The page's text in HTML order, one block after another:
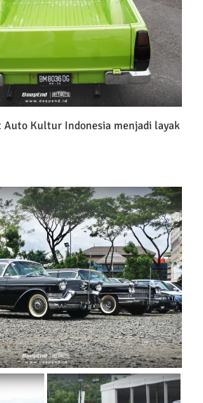
Auto Kultur Indonesia menjadi layak